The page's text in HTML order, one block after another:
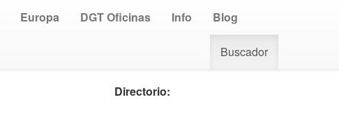
Europa DGT Oficinas Info Blog
Buscador
Directorio: